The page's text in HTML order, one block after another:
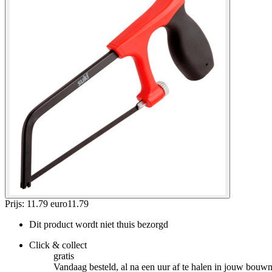
Prijs: 11.79 euro11 .79
Dit product wordt niet thuis bezorgd
Click & collect
gratis
Vandaag besteld, al na een uur af te halen in jouw